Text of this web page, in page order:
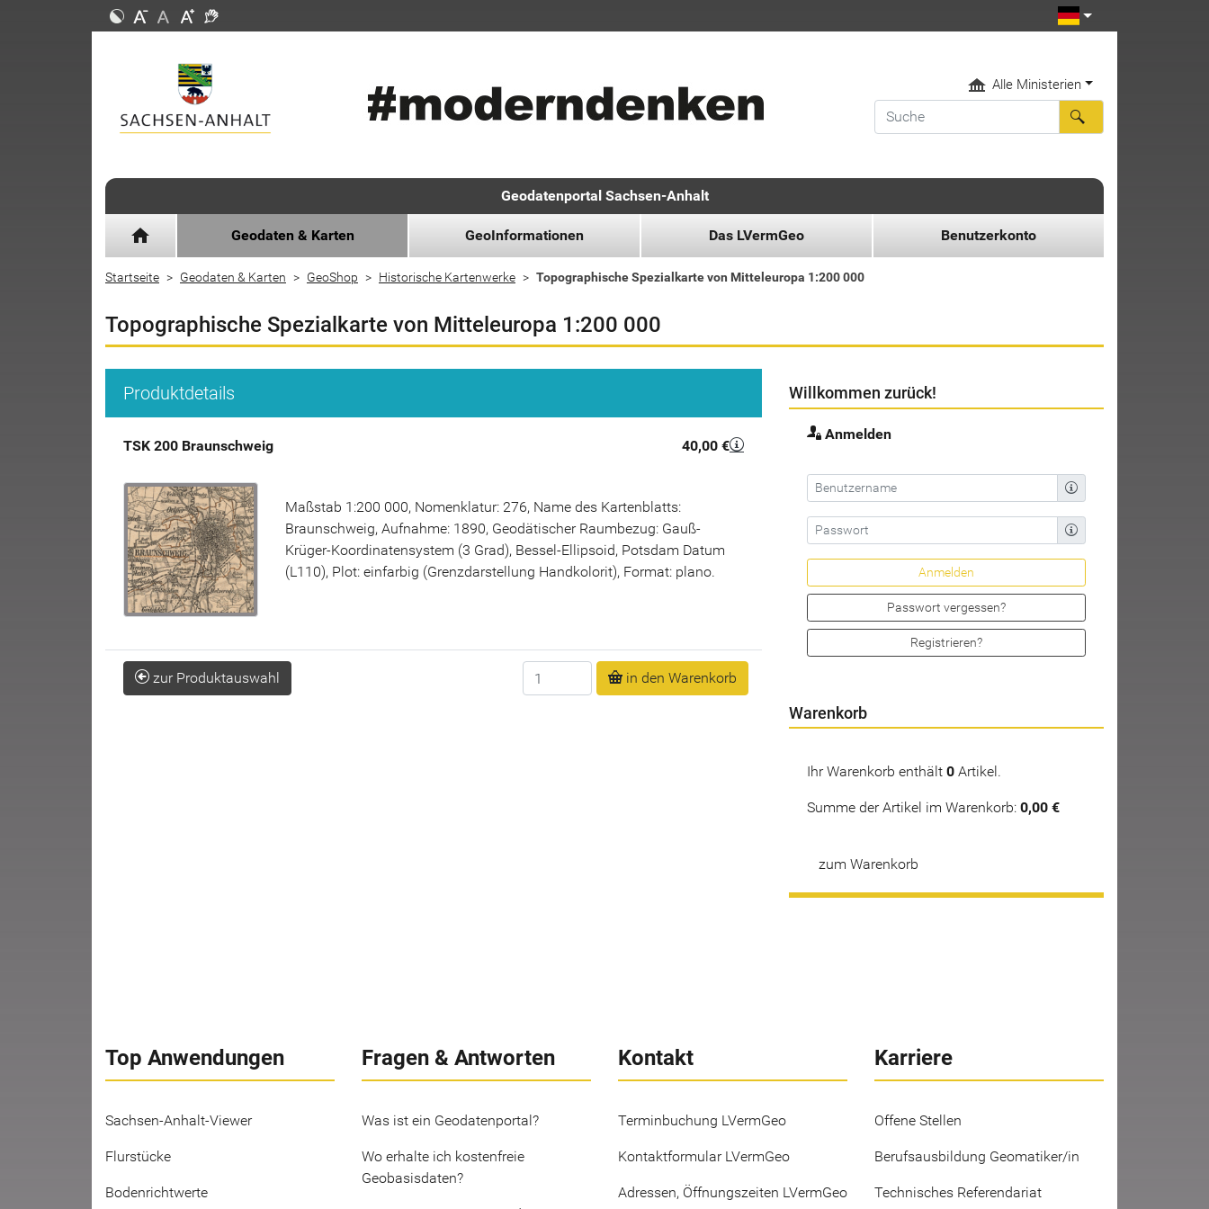
Alle Ministerien
Geodatenportal Sachsen-Anhalt
home Geodaten & Karten GeoInformationen Das LVermGeo Benutzerkonto
Startseite Geodaten & Karten GeoShop Historische Kartenwerke Topographische Spezialkarte von Mitteleuropa 1:200 000
Topographische Spezialkarte von Mitteleuropa 1:200 000
Produktdetails
TSK 200 Braunschweig 40,00 €
Maßstab 1:200 000, Nomenklatur: 276, Name des Kartenblatts:
Braunschweig, Aufnahme: 1890, Geodätischer Raumbezug: Gauß-
Krüger-Koordinatensystem (3 Grad), Bessel-Ellipsoid, Potsdam Datum
(L110), Plot: einfarbig (Grenzdarstellung Handkolorit), Format: plano.
zur Produktauswahl Anzahl in den Warenkorb
Willkommen zurück!
Anmelden
Passwort vergessen?
Registrieren?
Warenkorb
Ihr Warenkorb enthält 0 Artikel.
Summe der Artikel im Warenkorb: 0,00 €
zum Warenkorb
Top Anwendungen
Sachsen-Anhalt-Viewer
Flurstücke
Bodenrichtwerte
Fragen & Antworten
Was ist ein Geodatenportal?
Wo erhalte ich kostenfreie
Geobasisdaten?
Kontakt
Terminbuchung LVermGeo
Kontaktformular LVermGeo
Adressen, Öffnungszeiten LVermGeo
Karriere
Offene Stellen
Berufsausbildung Geomatiker/in
Technisches Referendariat